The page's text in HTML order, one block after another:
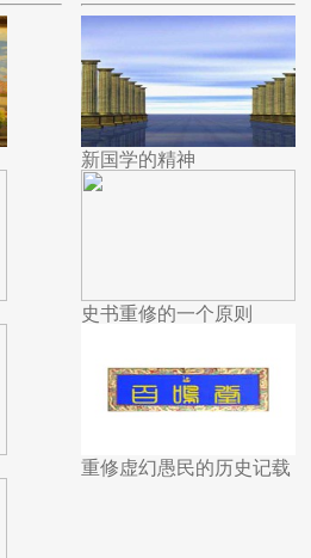
新国学的精神
史书重修的一个原则
重修虚幻愚民的历史记载